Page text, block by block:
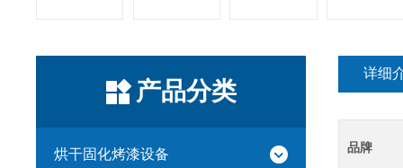
产品分类
烘干固化烤漆设备
详细
品牌